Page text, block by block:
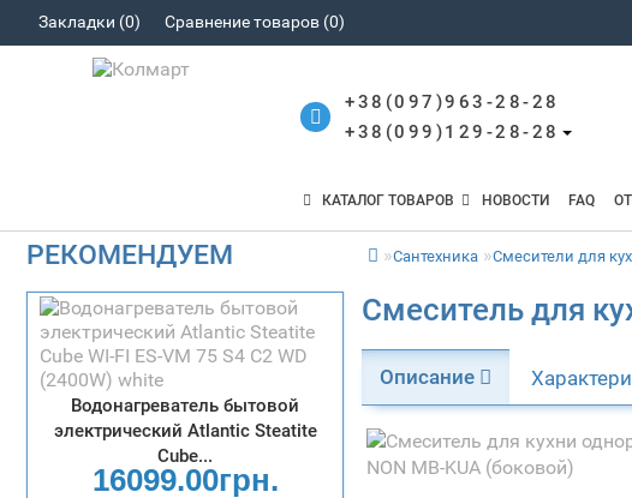
Закладки (0) Сравнение товаров (0)
+38(097)963-28-28
+38(099)129-28-28
КАТАЛОГ ТОВАРОВ НОВОСТИ FAQ
РЕКОМЕНДУЕМ
Водонагреватель бытовой
электрический Atlantic Steatite
Cube...
16099.00грн.
Сантехника Смесители для
Смеситель для
Описание